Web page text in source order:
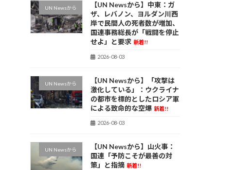
UN Newsから
【UN Newsから】中東：ガ
ザ、レバノン、ヨルダン川西
岸で民間人の死者数が増加、
国連事務総長が「戦闘を停止
せよ」と要求 新着!!
2026-08-03
UN Newsから
【UN Newsから】「攻撃は
激化している」：ウクライナ
の都市を標的としたロシア軍
による致命的な空爆 新着!!
2026-08-03
UN Newsから
【UN Newsから】山火事：
国連「予防こそが最善の対
策」と指摘 新着!!